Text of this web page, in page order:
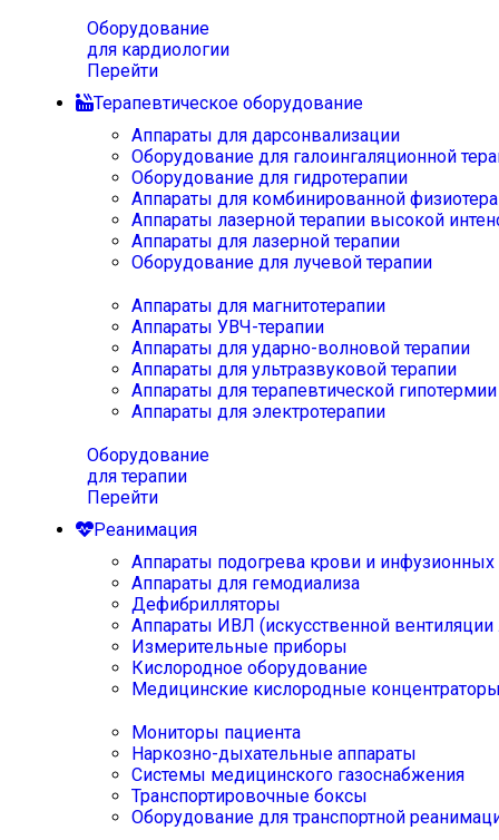
Оборудование
для кардиологии
Перейти
Терапевтическое оборудование
Аппараты для дарсонвализации
Оборудование для галоингаляционной
Оборудование для гидротерапии
Аппараты для комбинированной
Аппараты лазерной терапии высокой
Аппараты для лазерной терапии
Оборудование для лучевой терапии
Аппараты для магнитотерапии
Аппараты УВЧ-терапии
Аппараты для ударно-волновой терапии
Аппараты для ультразвуковой терапии
Аппараты для терапевтической
Аппараты для электротерапии
Оборудование
для терапии
Перейти
Реанимация
Аппараты подогрева крови и инфузионных
Аппараты для гемодиализа
Дефибрилляторы
Аппараты ИВЛ (искусственной вентиляции
Измерительные приборы
Кислородное оборудование
Медицинские кислородные
Мониторы пациента
Наркозно-дыхательные аппараты
Системы медицинского газоснабжения
Транспортировочные боксы
Оборудование для транспортной